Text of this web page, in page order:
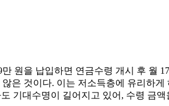
원을 납입하면 연금수령 개시 후 월
은 것이다. 이는 저소득층에 유리하게
기대수명이 길어지고 있어, 수령 금